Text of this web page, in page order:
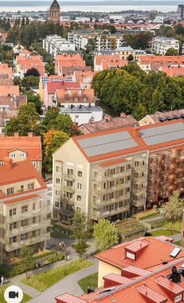
för egen
liksom tillgång
Det kommer
att främja social
läsa om HSB Tryggt
för en bra ekonomisk